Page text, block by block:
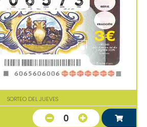
SORTEO DEL JUEVES
0